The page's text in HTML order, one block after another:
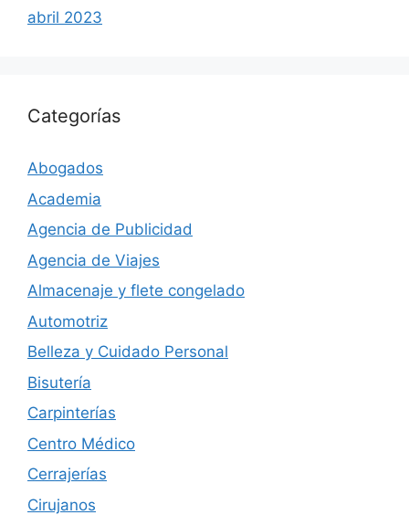
abril 2023
Categorías
Abogados
Academia
Agencia de Publicidad
Agencia de Viajes
Almacenaje y flete congelado
Automotriz
Belleza y Cuidado Personal
Bisutería
Carpinterías
Centro Médico
Cerrajerías
Cirujanos